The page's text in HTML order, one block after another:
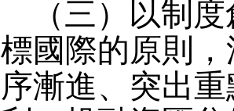
（三）以制
標國際的原則
序漸進、突出